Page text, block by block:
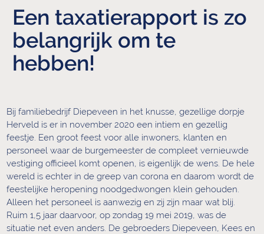
WIJ
MAAR ÉÉN
DING
…
Een taxatierapport is zo
belangrijk om te
hebben!
Bij familiebedrijf Diepeveen in het knusse, gezellige dorpje
Herveld is er in november 2020 een intiem en gezellig
feestje. Een groot feest voor alle inwoners, klanten en
personeel waar de burgemeester de compleet vernieuwde
vestiging officieel komt openen, is eigenlijk de wens. De hele
wereld is echter in de greep van corona en daarom wordt de
feestelijke heropening noodgedwongen klein gehouden.
Alleen het personeel is aanwezig en zij zijn maar wat blij.
Ruim 1,5 jaar daarvoor, op zondag 19 mei 2019, was de
situatie net even anders. De gebroeders Diepeveen, Kees en